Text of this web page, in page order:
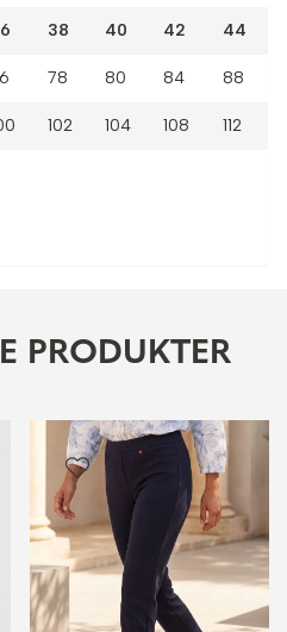
38 40 42 44
78 80 84 88
102 104 108 112
PRODUKTER